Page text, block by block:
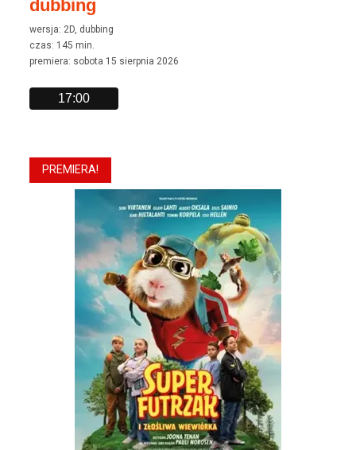
dubbing
wersja: 2D, dubbing
czas: 145 min.
premiera: sobota 15 sierpnia 2026
17:00
PREMIERA!